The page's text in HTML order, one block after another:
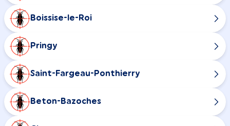
Boissise-le-Roi
Pringy
Saint-Fargeau-Ponthierry
Beton-Bazoches